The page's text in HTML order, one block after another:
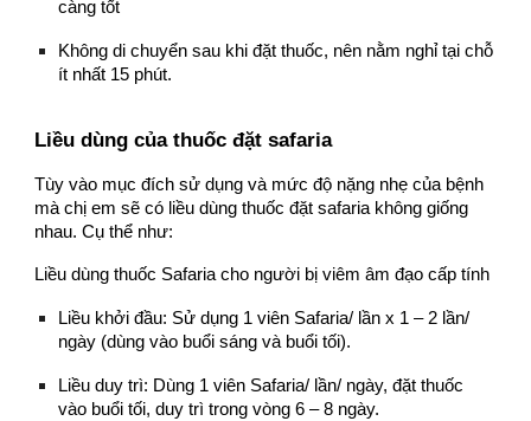
càng tốt
Không di chuyển sau khi đặt thuốc, nên nằm nghỉ tại chỗ
ít nhất 15 phút.
Liều dùng của thuốc đặt safaria
Tùy vào mục đích sử dụng và mức độ nặng nhẹ của bệnh
mà chị em sẽ có liều dùng thuốc đặt safaria không giống
nhau. Cụ thể như:
Liều dùng thuốc Safaria cho người bị viêm âm đạo cấp tính
Liều khởi đầu: Sử dụng 1 viên Safaria/ lần x 1 – 2 lần/
ngày (dùng vào buổi sáng và buổi tối).
Liều duy trì: Dùng 1 viên Safaria/ lần/ ngày, đặt thuốc
vào buổi tối, duy trì trong vòng 6 – 8 ngày.